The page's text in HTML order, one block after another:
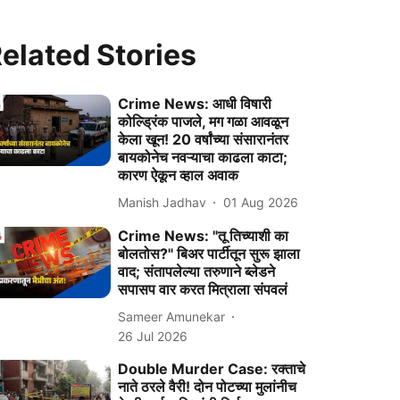
Stories
Crime News: आधी विषारी
कोल्ड्रिंक पाजले, मग गळा आवळून
केला खून! 20 वर्षांच्या संसारानंतर
बायकोनेच नवऱ्याचा काढला काटा;
कारण ऐकून व्हाल अवाक
Manish Jadhav 01 Aug 2026
Crime News: "तू तिच्याशी का
बोलतोस?" बिअर पार्टीतून सुरू झाला
वाद; संतापलेल्या तरुणाने ब्लेडने
सपासप वार करत मित्राला संपवलं
Sameer Amunekar
26 Jul 2026
Double Murder Case: रक्ताचे
नाते ठरले वैरी! दोन पोटच्या मुलांनीच